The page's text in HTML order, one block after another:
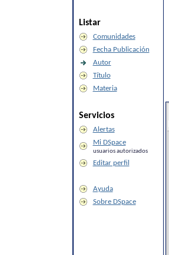
Listar
Comunidades
Fecha Publicación
Autor
Título
Materia
Servicios
Alertas
Mi DSpace
usuarios autorizados
Editar perfil
Ayuda
Sobre DSpace